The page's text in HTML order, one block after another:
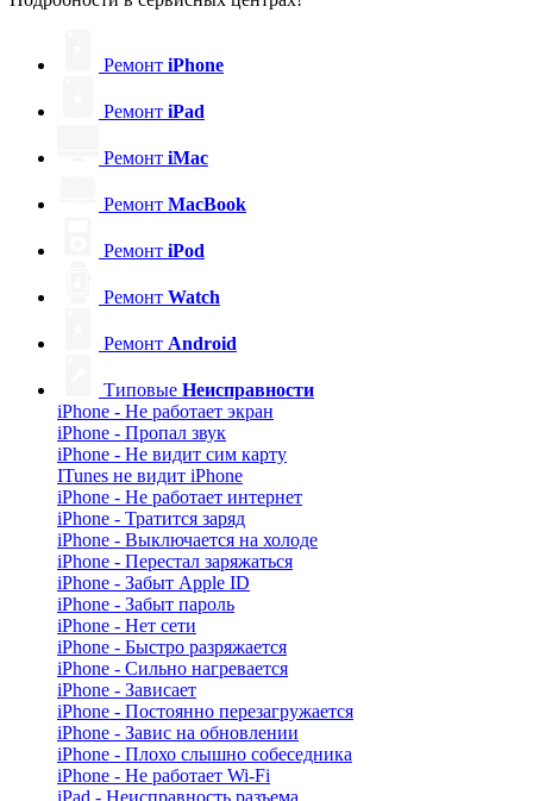
Ремонт iPhone
Ремонт iPad
Ремонт iMac
Ремонт MacBook
Ремонт iPod
Ремонт Watch
Ремонт Android
Типовые Неисправности
iPhone - Не работает экран
iPhone - Пропал звук
iPhone - Не видит сим карту
ITunes не видит iPhone
iPhone - Не работает интернет
iPhone - Тратится заряд
iPhone - Выключается на холоде
iPhone - Перестал заряжаться
iPhone - Забыт Apple ID
iPhone - Забыт пароль
iPhone - Нет сети
iPhone - Быстро разряжается
iPhone - Сильно нагревается
iPhone - Зависает
iPhone - Постоянно перезагружается
iPhone - Завис на обновлении
iPhone - Плохо слышно собеседника
iPhone - Не работает Wi-Fi
iPad - Неисправность разъема